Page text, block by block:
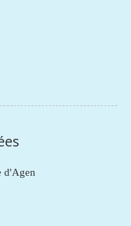
d'Agen